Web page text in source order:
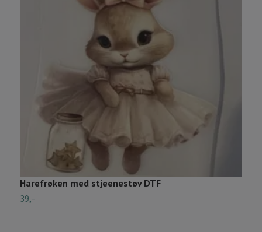
Harefrøken med stjeenestøv DTF
39,-